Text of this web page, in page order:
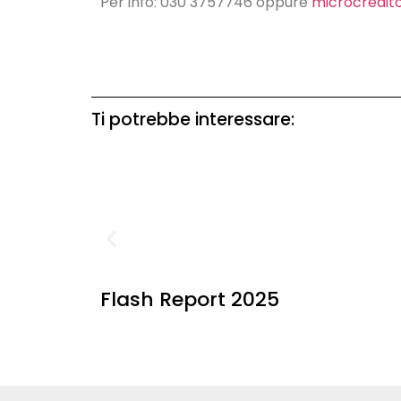
Ti potrebbe interessare:
Flash Report 2025